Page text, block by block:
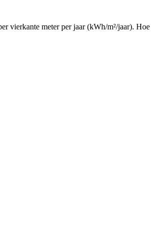
vierkante meter per jaar (kWh/m²/jaar). Hoe